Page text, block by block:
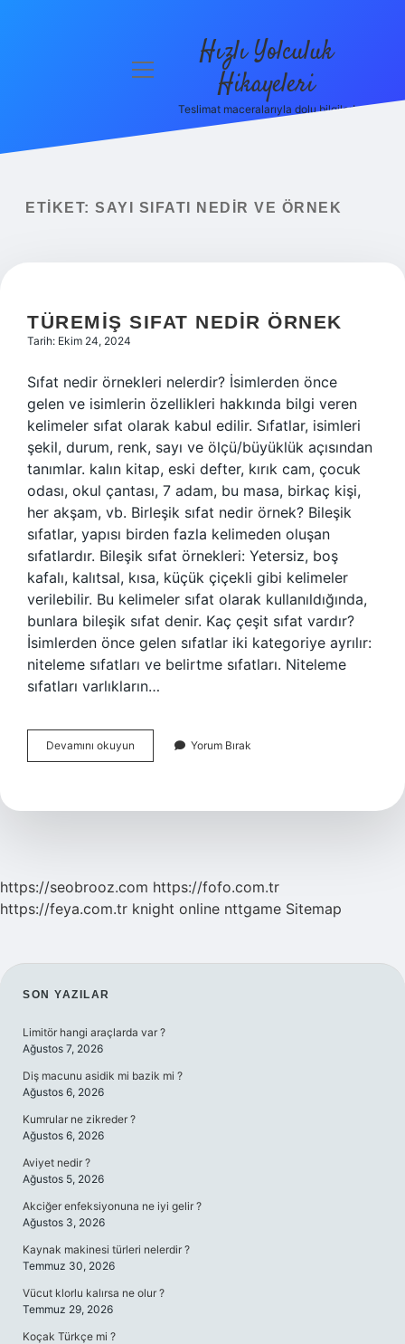
menüyü
Hızlı Yolculuk
Hikayeleri
Teslimat maceralarıyla dolu bilgiler!
ETIKET: SAYI SIFATI NEDIR VE ÖRNEK
TÜREMIŞ SIFAT NEDIR ÖRNEK
Tarih: Ekim 24, 2024
Sıfat nedir örnekleri nelerdir? İsimlerden önce
gelen ve isimlerin özellikleri hakkında bilgi veren
kelimeler sıfat olarak kabul edilir. Sıfatlar, isimleri
şekil, durum, renk, sayı ve ölçü/büyüklük açısından
tanımlar. kalın kitap, eski defter, kırık cam, çocuk
odası, okul çantası, 7 adam, bu masa, birkaç kişi,
her akşam, vb. Birleşik sıfat nedir örnek? Bileşik
sıfatlar, yapısı birden fazla kelimeden oluşan
sıfatlardır. Bileşik sıfat örnekleri: Yetersiz, boş
kafalı, kalıtsal, kısa, küçük çiçekli gibi kelimeler
verilebilir. Bu kelimeler sıfat olarak kullanıldığında,
bunlara bileşik sıfat denir. Kaç çeşit sıfat vardır?
İsimlerden önce gelen sıfatlar iki kategoriye ayrılır:
niteleme sıfatları ve belirtme sıfatları. Niteleme
sıfatları varlıkların…
Devamını okuyun
Sıfat
Yorum Bırak
https://seobrooz.com https://fofo.com.tr
https://feya.com.tr knight online nttgame Sitemap
SIDEBAR
SON YAZILAR
Limitör hangi araçlarda var ?
Ağustos 7, 2026
Diş macunu asidik mi bazik mi ?
Ağustos 6, 2026
Kumrular ne zikreder ?
Ağustos 6, 2026
Aviyet nedir ?
Ağustos 5, 2026
Akciğer enfeksiyonuna ne iyi gelir ?
Ağustos 3, 2026
Kaynak makinesi türleri nelerdir ?
Temmuz 30, 2026
Vücut klorlu kalırsa ne olur ?
Temmuz 29, 2026
Koçak Türkçe mi ?